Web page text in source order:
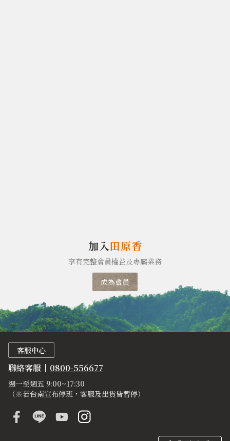
加入田原香
享有完整會員權益及專屬業務
成為會員
客服中心
聯絡客服 0800-556677
週一至週五 9:00~17:30
（※若台南宣布停班，客服及出貨皆暫停）